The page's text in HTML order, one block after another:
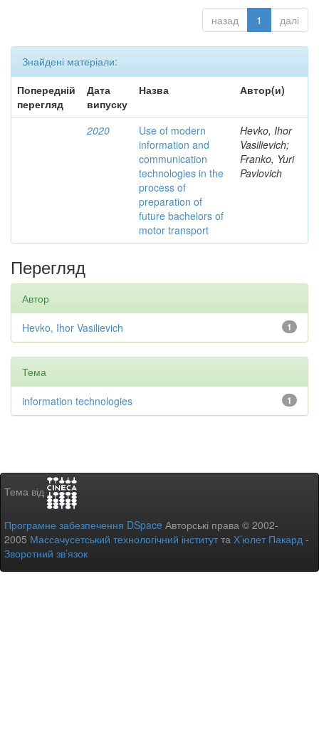
назад 1 далі
Знайдені матеріали:
Попередній
перегляд
Дата
випуску
Назва Автор(и)
2020
Use of modern
information and
communication
technologies in the
process of
preparation of
future bachelors of
motor transport
Hevko, Ihor
Vasilievich;
Franko, Yuri
Pavlovich
Перегляд
Автор
1
Hevko, Ihor Vasilievich
Тема
1
information technologies
Тема від
Програмне забезпечення DSpace Авторські права © 2002-
2005 Массачусетський технологічний інститутта Х’юлет Пакард -
Зворотний зв’язок